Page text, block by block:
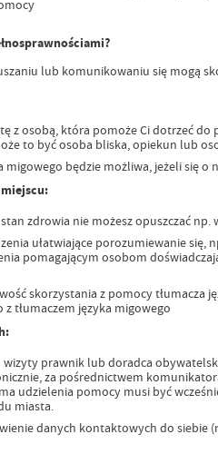
lub komunikowaniu się mogą
z osobą, która pomoże Ci dotrzeć
to być osoba bliska, opiekun lub
migowego będzie możliwa, jeżeli się
zdrowia nie możesz opuszczać
ułatwiające porozumiewanie się,
pomagającym osobom
skorzystania z pomocy tłumacza
z tłumaczem języka migowego
prawnik lub doradca
za pośrednictwem
udzielenia pomocy musi być
miasta.
danych kontaktowych do siebie